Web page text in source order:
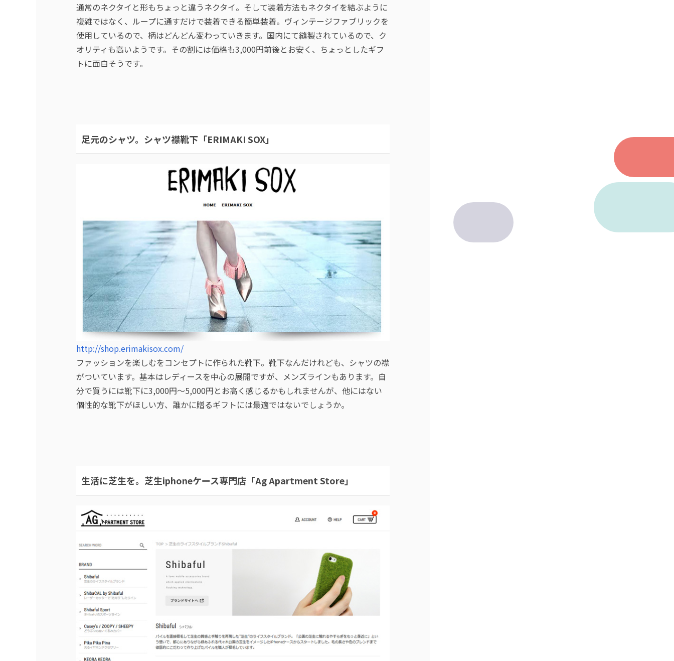
通常のネクタイと形もちょっと違うネクタイ。そして装着方法もネクタイを結ぶように
複雑ではなく、ループに通すだけで装着できる簡単装着。ヴィンテージファブリックを
使用しているので、柄はどんどん変わっていきます。国内にて縫製されているので、ク
オリティも高いようです。その割には価格も3,000円前後とお安く、ちょっとしたギフ
トに面白そうです。
足元のシャツ。シャツ襟靴下「ERIMAKI SOX」
http://shop.erimakisox.com/
ファッションを楽しむをコンセプトに作られた靴下。靴下なんだけれども、シャツの襟
がついています。基本はレディースを中心の展開ですが、メンズラインもあります。自
分で買うには靴下に3,000円～5,000円とお高く感じるかもしれませんが、他にはない
個性的な靴下がほしい方、誰かに贈るギフトには最適ではないでしょうか。
生活に芝生を。芝生iphoneケース専門店「Ag Apartment Store」